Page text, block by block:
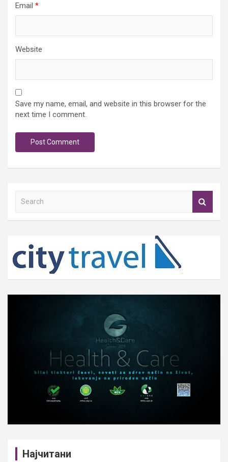
Email *
Website
Save my name, email, and website in this browser for the
next time I comment.
h
Најчитани